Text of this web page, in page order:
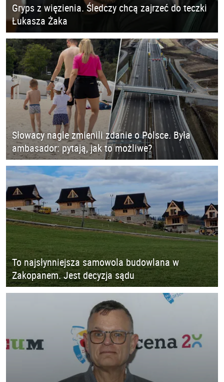
Gryps z więzienia. Śledczy chcą zajrzeć do teczki
Łukasza Żaka
Słowacy nagle zmienili zdanie o Polsce. Była
ambasador: pytają, jak to możliwe?
To najsłynniejsza samowola budowlana w
Zakopanem. Jest decyzja sądu